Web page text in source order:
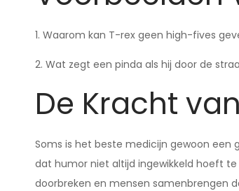
1. Waarom kan T-rex geen high-fives
2. Wat zegt een pinda als hij door de
De Kracht
Soms is het beste medicijn gewoon een
dat humor niet altijd ingewikkeld hoeft
doorbreken en mensen samenbrengen